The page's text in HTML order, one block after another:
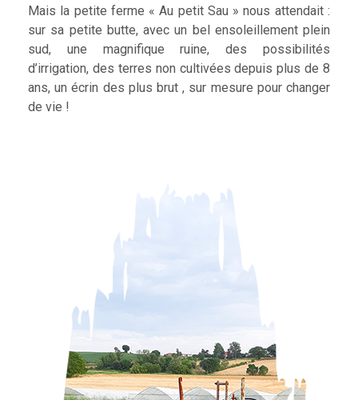
Mais la petite ferme « Au petit Sau » nous attendait :
sur sa petite butte, avec un bel ensoleillement plein
sud, une magnifique ruine, des possibilités
d’irrigation, des terres non cultivées depuis plus de 8
ans, un écrin des plus brut , sur mesure pour changer
de vie !